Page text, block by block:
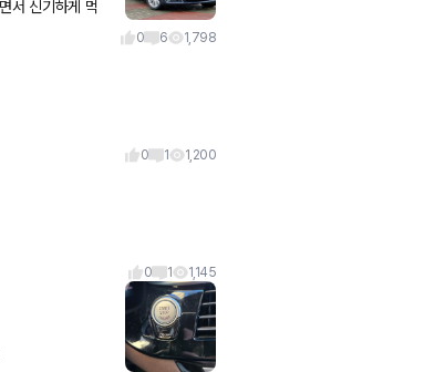
0 6 1,798
0 1 1,200
0 1 1,145